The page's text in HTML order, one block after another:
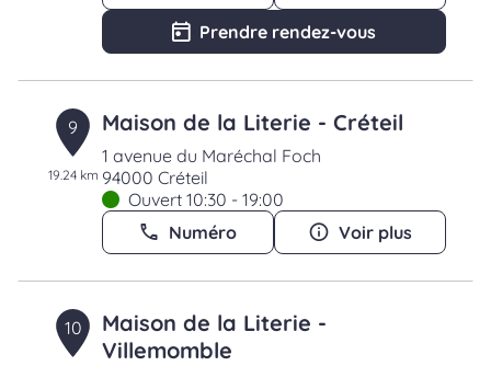
Prendre rendez-vous
9
19.24 km
Maison de la Literie - Créteil
1 avenue du Maréchal Foch
94000 Créteil
Ouvert 10:30 - 19:00
Numéro
Voir plus
10
Maison de la Literie -
Villemomble